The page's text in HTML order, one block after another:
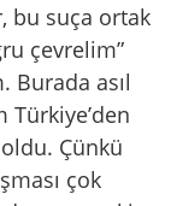
bu suça ortak
çevrelim”
Burada asıl
Türkiye’den
Çünkü
çok